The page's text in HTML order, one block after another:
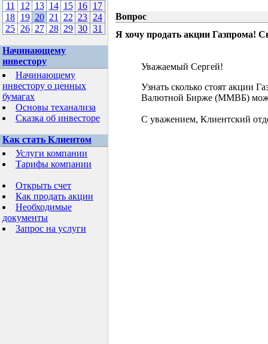
11
12 13 14 15 16 17
18 19 20 21 22 23 24
25 26 27 28 29 30 31
Начинающему
инвестору
Начинающему
инвестору о ценных
бумагах
Основы теханализа
Сказка об инвесторе
Как стать Клиентом
Услуги компании
Тарифы компании
Открыть счет
Как продать акции
Необходимые
документы
Запрос на услуги
Вопрос
Я хочу продать акции Газпрома!
Уважаемый Сергей!
Узнать сколько стоят акции
Валютной Бирже (ММВБ)
С уважением, Клиентский